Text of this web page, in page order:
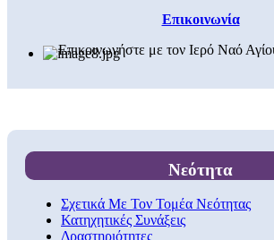
Επικοινωνία
Επικοινωνήστε με τον Ιερό Ναό
Νεότητα
Σχετικά Με Τον Τομέα Νεότητας
Κατηχητικές Συνάξεις
Δραστηριότητες